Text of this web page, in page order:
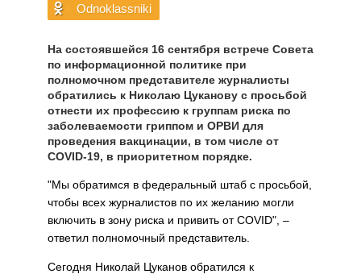
Odnoklassniki
На состоявшейся 16 сентября встрече Совета
по информационной политике при
полномочном представителе журналисты
обратились к Николаю Цуканову с просьбой
отнести их профессию к группам риска по
заболеваемости гриппом и ОРВИ для
проведения вакцинации, в том числе от
COVID-19, в приоритетном порядке.
"Мы обратимся в федеральный штаб с просьбой,
чтобы всех журналистов по их желанию могли
включить в зону риска и привить от COVID", –
ответил полномочный представитель.
Сегодня Николай Цуканов обратился к